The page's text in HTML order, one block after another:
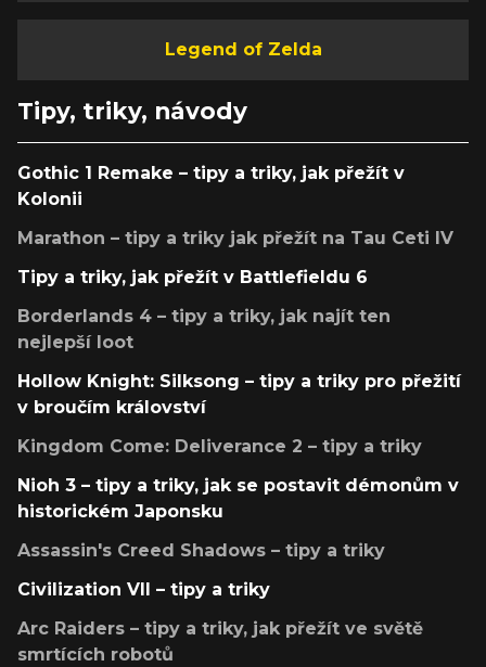
Legend of Zelda
Tipy, triky, návody
Gothic 1 Remake – tipy a triky, jak přežít v
Kolonii
Marathon – tipy a triky jak přežít na Tau Ceti IV
Tipy a triky, jak přežít v Battlefieldu 6
Borderlands 4 – tipy a triky, jak najít ten
nejlepší loot
Hollow Knight: Silksong – tipy a triky pro přežití
v broučím království
Kingdom Come: Deliverance 2 – tipy a triky
Nioh 3 – tipy a triky, jak se postavit démonům v
historickém Japonsku
Assassin's Creed Shadows – tipy a triky
Civilization VII – tipy a triky
Arc Raiders – tipy a triky, jak přežít ve světě
smrtících robotů